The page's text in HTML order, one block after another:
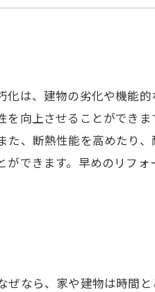
しを実現
は、建物の劣化や機能
向上させることができ
、断熱性能を高めたり
できます。早めのリフ
なら、家や建物は時間